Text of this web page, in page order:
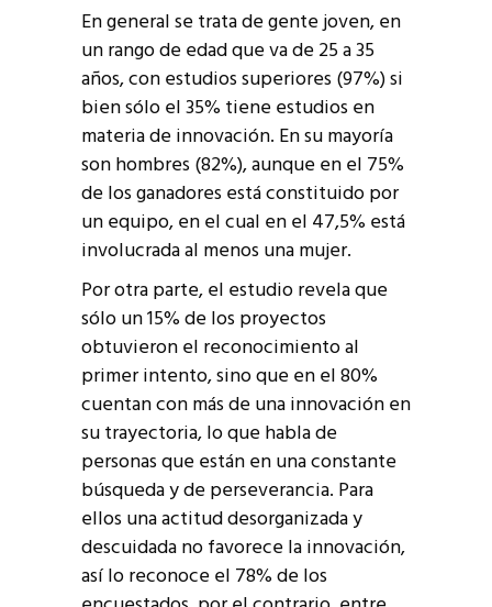
En general se trata de gente joven, en
un rango de edad que va de 25 a 35
años, con estudios superiores (97%) si
bien sólo el 35% tiene estudios en
materia de innovación. En su mayoría
son hombres (82%), aunque en el 75%
de los ganadores está constituido por
un equipo, en el cual en el 47,5% está
involucrada al menos una mujer.
Por otra parte, el estudio revela que
sólo un 15% de los proyectos
obtuvieron el reconocimiento al
primer intento, sino que en el 80%
cuentan con más de una innovación en
su trayectoria, lo que habla de
personas que están en una constante
búsqueda y de perseverancia. Para
ellos una actitud desorganizada y
descuidada no favorece la innovación,
así lo reconoce el 78% de los